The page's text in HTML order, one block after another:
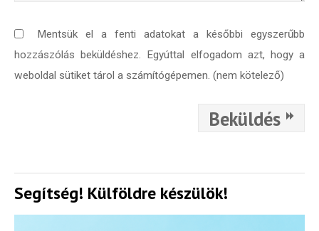
Mentsük el a fenti adatokat a későbbi egyszerűbb
hozzászólás beküldéshez. Egyúttal elfogadom azt, hogy a
weboldal sütiket tárol a számítógépemen. (nem kötelező)
Beküldés
Segítség! Külföldre készülök!